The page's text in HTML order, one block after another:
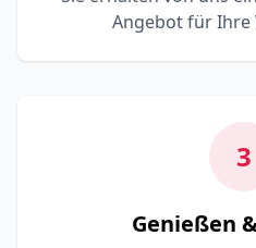
Angebot für Ihre
3
Genießen